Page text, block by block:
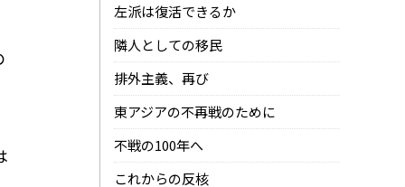
左派は復活できるか
隣人としての移民
排外主義、再び
東アジアの不再戦のために
不戦の100年へ
これからの反核